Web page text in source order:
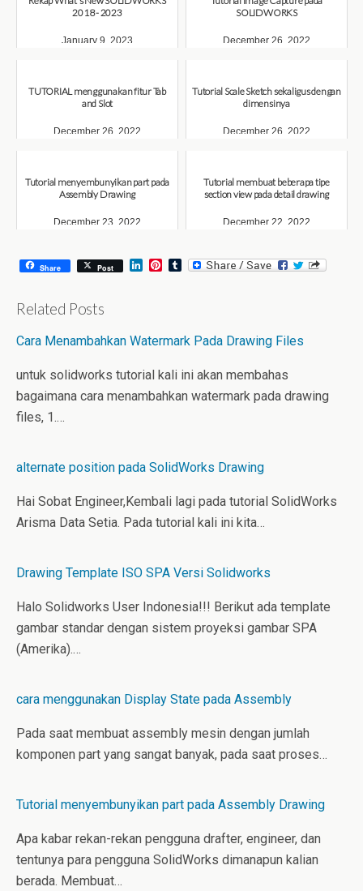
2018 - 2023
January 9, 2023
SOLIDWORKS
December 26, 2022
TUTORIAL menggunakan fitur Tab
and Slot
December 26, 2022
Tutorial Scale Sketch sekaligus dengan
dimensinya
December 26, 2022
Tutorial menyembunyikan part pada
Assembly Drawing
December 23, 2022
Tutorial membuat beberapa tipe
section view pada detail drawing
December 22, 2022
Share Post
L
I
P
e
T
Related Posts
Cara Menambahkan Watermark Pada Drawing Files
untuk solidworks tutorial kali ini akan membahas
bagaimana cara menambahkan watermark pada drawing
files, 1.…
alternate position pada SolidWorks Drawing
Hai Sobat Engineer,Kembali lagi pada tutorial SolidWorks
Arisma Data Setia. Pada tutorial kali ini kita…
Drawing Template ISO SPA Versi Solidworks
Halo Solidworks User Indonesia!!! Berikut ada template
gambar standar dengan sistem proyeksi gambar SPA
(Amerika).…
cara menggunakan Display State pada Assembly
Pada saat membuat assembly mesin dengan jumlah
komponen part yang sangat banyak, pada saat proses…
Tutorial menyembunyikan part pada Assembly Drawing
Apa kabar rekan-rekan pengguna drafter, engineer, dan
tentunya para pengguna SolidWorks dimanapun kalian
berada. Membuat…